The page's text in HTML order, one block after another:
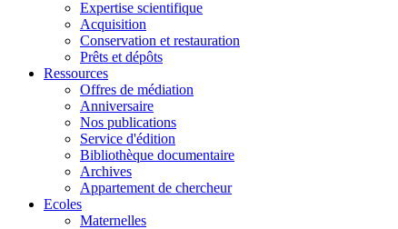
Expertise scientifique
Acquisition
Conservation et restauration
Prêts et dépôts
Ressources
Offres de médiation
Anniversaire
Nos publications
Service d'édition
Bibliothèque documentaire
Archives
Appartement de chercheur
Ecoles
Maternelles